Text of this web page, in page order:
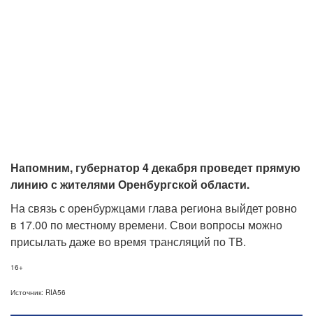
Напомним, губернатор 4 декабря проведет прямую
линию с жителями Оренбургской области.
На связь с оренбуржцами глава региона выйдет ровно
в 17.00 по местному времени. Свои вопросы можно
присылать даже во время трансляций по ТВ.
16+
Источник: RIA56